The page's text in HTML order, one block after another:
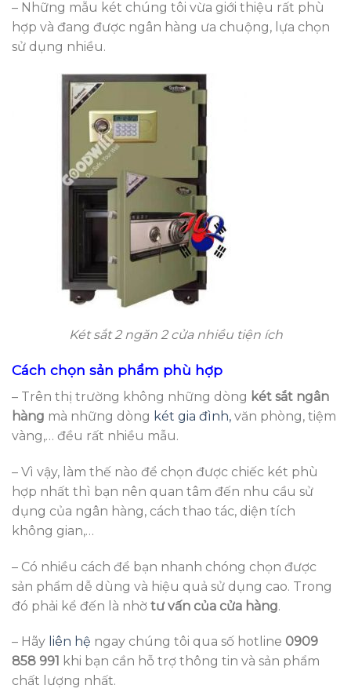
– Những mẫu két chúng tôi vừa giới thiệu rất phù
hợp và đang được ngân hàng ưa chuộng, lựa chọn
sử dụng nhiều.
Két sắt 2 ngăn 2 cửa nhiều tiện ích
Cách chọn sản phẩm phù hợp
– Trên thị trường không những dòng két sắt ngân
hàng mà những dòng két gia đình, văn phòng, tiệm
vàng,… đều rất nhiều mẫu.
– Vì vậy, làm thế nào để chọn được chiếc két phù
hợp nhất thì bạn nên quan tâm đến nhu cầu sử
dụng của ngân hàng, cách thao tác, diện tích
không gian,…
– Có nhiều cách để bạn nhanh chóng chọn được
sản phẩm dễ dùng và hiệu quả sử dụng cao. Trong
đó phải kể đến là nhờ tư vấn của cửa hàng.
– Hãy liên hệ ngay chúng tôi qua số hotline 0909
858 991 khi bạn cần hỗ trợ thông tin và sản phẩm
chất lượng nhất.